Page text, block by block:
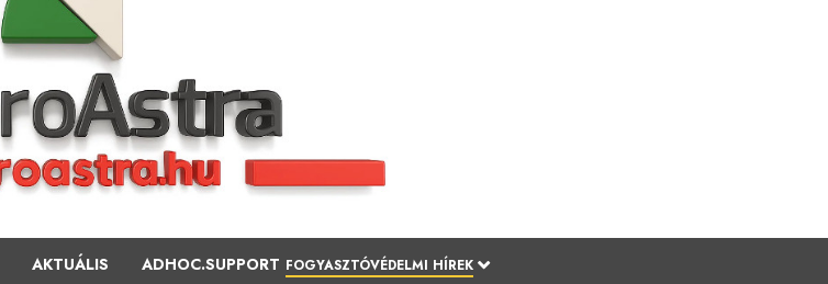
AKTUÁLIS ADHOC.SUPPORT FOGYASZTÓVÉDELMI HÍREK